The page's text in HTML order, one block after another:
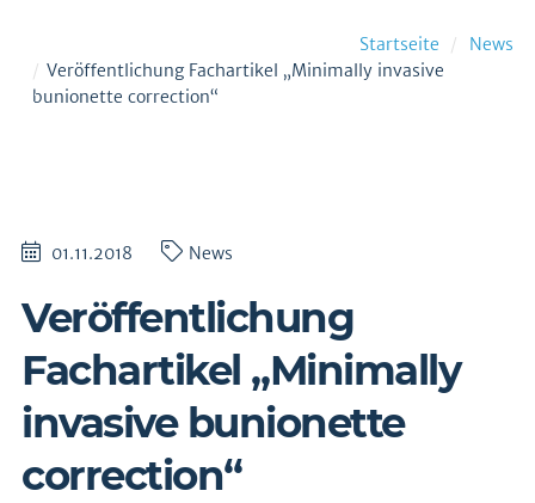
Startseite
News
Veröffentlichung Fachartikel „Minimally invasive
bunionette correction“
01.11.2018 News
Veröffentlichung
Fachartikel „Minimally
invasive bunionette
correction“